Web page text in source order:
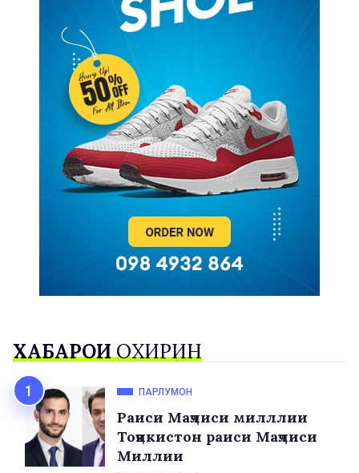
ХАБАРҲОИОХИРИН
ПАРЛУМОН
Раиси Маҷлиси милллии
Тоҷикистон раиси Маҷлиси
Миллии